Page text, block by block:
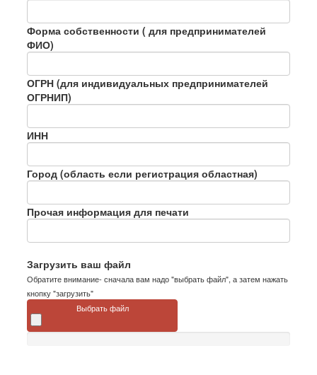
Форма собственности ( для предпринимателей
ФИО)
ОГРН (для индивидуальных предпринимателей
ОГРНИП)
ИНН
Город (область если регистрация областная)
Прочая информация для печати
Загрузить ваш файл
Обратите внимание- сначала вам надо "выбрать файл", а затем нажать
кнопку "загрузить"
Выбрать файл